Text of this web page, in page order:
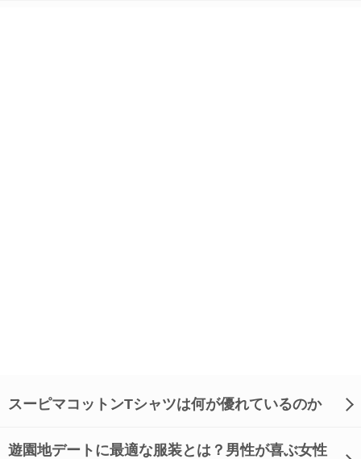
スーピマコットンTシャツは何が優れているのか
遊園地デートに最適な服装とは？男性が喜ぶ女性